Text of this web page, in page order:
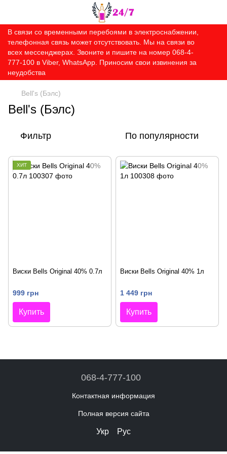
В связи со временными перебоями в электроснабжении,
телефонная связь может отсутствовать. Мы на связи во
всех мессенджерах. Звоните и пишите на номер 068-4-
777-100 в Viber, WhatsApp. Приносим свои извинения за
неудобства
Bell's (Бэлс)
Bell's (Бэлс)
Фильтр По популярности
ХИТ
Виски Bells Original 40% 0.7л
999 грн
Купить
Виски Bells Original 40% 1л
1 449 грн
Купить
068-4-777-100
Контактная информация
Полная версия сайта
Укр Рус